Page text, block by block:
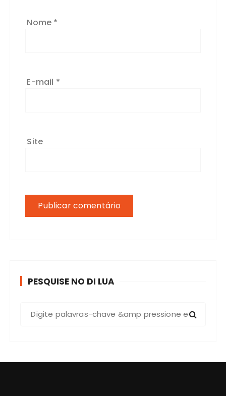
Nome *
E-mail *
Site
PESQUISE NO DI LUA